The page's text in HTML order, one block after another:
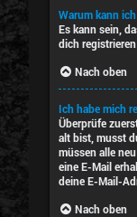
Warum kann
Es kann sein,
dich
Nach oben
Ich habe mich
Überprüfe
alt bist, musst
müssen alle
eine E-Mail
deine E-Mail-
Nach oben